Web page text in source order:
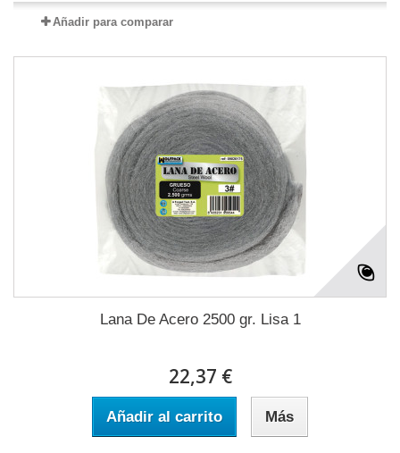
Añadir para comparar
Lana De Acero 2500 gr. Lisa 1
22,37 €
Añadir al carrito Más